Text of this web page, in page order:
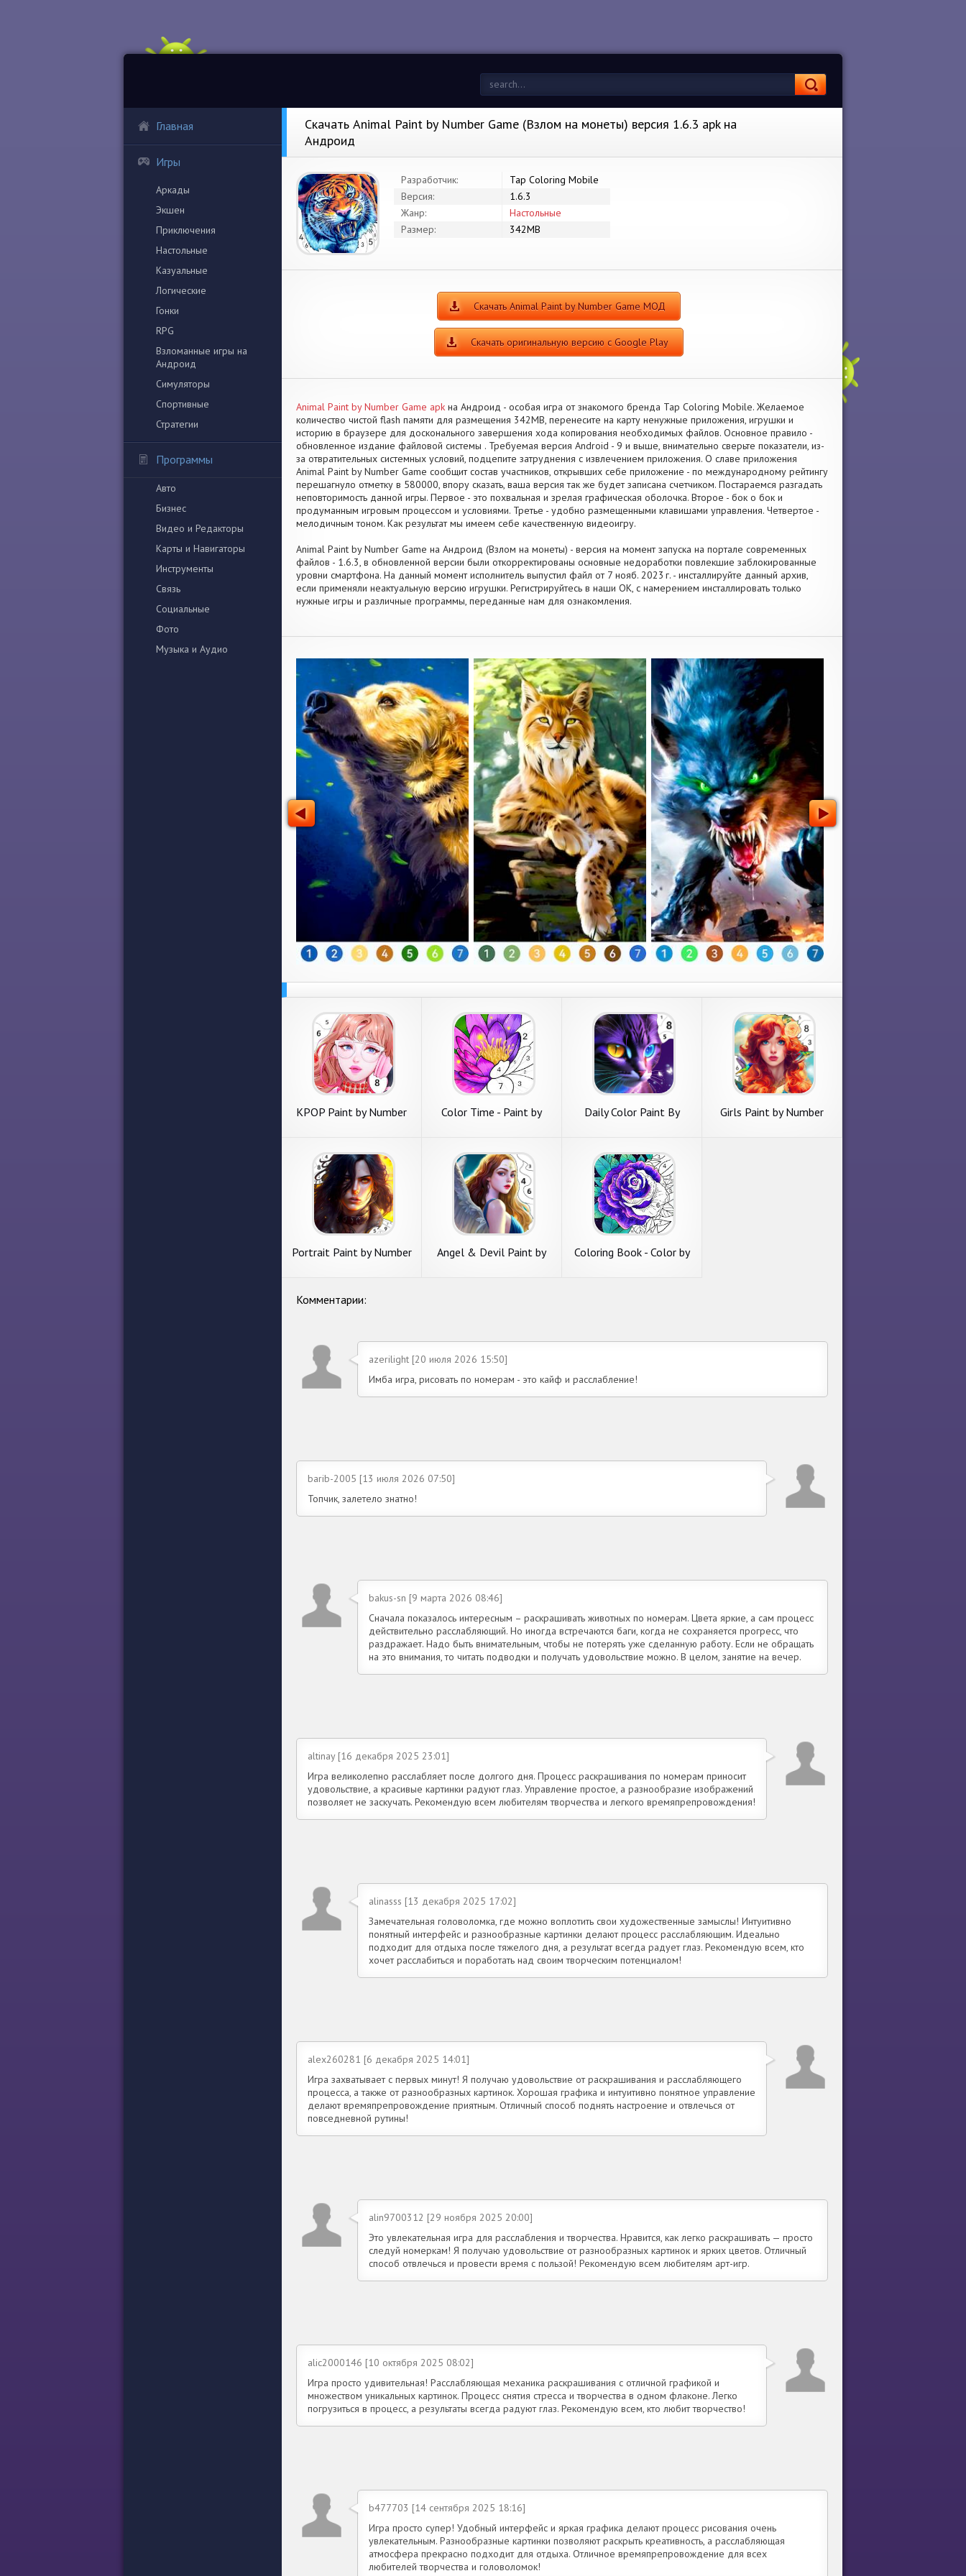
Главная
Игры
Аркады
Экшен
Приключения
Настольные
Казуальные
Логические
Гонки
RPG
Взломанные игры на
Андроид
Симуляторы
Спортивные
Стратегии
Программы
Авто
Бизнес
Видео и Редакторы
Карты и Навигаторы
Инструменты
Связь
Социальные
Фото
Музыка и Аудио
Скачать Animal Paint by Number Game (Взлом на монеты) версия 1.6.3 apk на
Андроид
Разработчик:
Tap Coloring Mobile
Версия:
1.6.3
Жанр:
Настольные
Размер:
342MB
Скачать Animal Paint by Number Game МОД
Скачать оригинальную версию с Google Play
Animal Paint by Number Game apk на Андроид - особая игра от знакомого бренда Tap Coloring Mobile. Желаемое
количество чистой flash памяти для размещения 342MB, перенесите на карту ненужные приложения, игрушки и
историю в браузере для досконального завершения хода копирования необходимых файлов. Основное правило -
обновленное издание файловой системы . Требуемая версия Android - 9 и выше, внимательно сверьте показатели, из-
за отвратительных системных условий, подцепите затруднения с извлечением приложения. О славе приложения
Animal Paint by Number Game сообщит состав участников, открывших себе приложение - по международному рейтингу
перешагнуло отметку в 580000, впору сказать, ваша версия так же будет записана счетчиком. Постараемся разгадать
неповторимость данной игры. Первое - это похвальная и зрелая графическая оболочка. Второе - бок о бок и
продуманным игровым процессом и условиями. Третье - удобно размещенными клавишами управления. Четвертое -
мелодичным тоном. Как результат мы имеем себе качественную видеоигру.
Animal Paint by Number Game на Андроид (Взлом на монеты) - версия на момент запуска на портале современных
файлов - 1.6.3, в обновленной версии были откорректированы основные недоработки повлекшие заблокированные
уровни смартфона. На данный момент исполнитель выпустил файл от 7 нояб. 2023 г. - инсталлируйте данный архив,
если применяли неактуальную версию игрушки. Регистрируйтесь в наши OK, с намерением инсталлировать только
нужные игры и различные программы, переданные нам для ознакомления.
KPOP Paint by Number
Color Time - Paint by
Daily Color Paint By
Girls Paint by Number
Portrait Paint by Number
Angel & Devil Paint by
Coloring Book - Color by
Комментарии:
azerilight [20 июля 2026 15:50]
Имба игра, рисовать по номерам - это кайф и расслабление!
barib-2005 [13 июля 2026 07:50]
Топчик, залетело знатно!
bakus-sn [9 марта 2026 08:46]
Сначала показалось интересным – раскрашивать животных по номерам. Цвета яркие, а сам процесс
действительно расслабляющий. Но иногда встречаются баги, когда не сохраняется прогресс, что
раздражает. Надо быть внимательным, чтобы не потерять уже сделанную работу. Если не обращать
на это внимания, то читать подводки и получать удовольствие можно. В целом, занятие на вечер.
altinay [16 декабря 2025 23:01]
Игра великолепно расслабляет после долгого дня. Процесс раскрашивания по номерам приносит
удовольствие, а красивые картинки радуют глаз. Управление простое, а разнообразие изображений
позволяет не заскучать. Рекомендую всем любителям творчества и легкого времяпрепровождения!
alinasss [13 декабря 2025 17:02]
Замечательная головоломка, где можно воплотить свои художественные замыслы! Интуитивно
понятный интерфейс и разнообразные картинки делают процесс расслабляющим. Идеально
подходит для отдыха после тяжелого дня, а результат всегда радует глаз. Рекомендую всем, кто
хочет расслабиться и поработать над своим творческим потенциалом!
alex260281 [6 декабря 2025 14:01]
Игра захватывает с первых минут! Я получаю удовольствие от раскрашивания и расслабляющего
процесса, а также от разнообразных картинок. Хорошая графика и интуитивно понятное управление
делают времяпрепровождение приятным. Отличный способ поднять настроение и отвлечься от
повседневной рутины!
alin9700312 [29 ноября 2025 20:00]
Это увлекательная игра для расслабления и творчества. Нравится, как легко раскрашивать — просто
следуй номеркам! Я получаю удовольствие от разнообразных картинок и ярких цветов. Отличный
способ отвлечься и провести время с пользой! Рекомендую всем любителям арт-игр.
alic2000146 [10 октября 2025 08:02]
Игра просто удивительная! Расслабляющая механика раскрашивания с отличной графикой и
множеством уникальных картинок. Процесс снятия стресса и творчества в одном флаконе. Легко
погрузиться в процесс, а результаты всегда радуют глаз. Рекомендую всем, кто любит творчество!
b477703 [14 сентября 2025 18:16]
Игра просто супер! Удобный интерфейс и яркая графика делают процесс рисования очень
увлекательным. Разнообразные картинки позволяют раскрыть креативность, а расслабляющая
атмосфера прекрасно подходит для отдыха. Отличное времяпрепровождение для всех
любителей творчества и головоломок!